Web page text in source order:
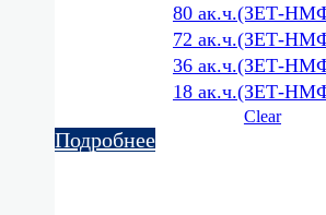
80 ак.ч.(ЗЕТ-
72 ак.ч.(ЗЕТ-
36 ак.ч.(ЗЕТ-
18 ак.ч.(ЗЕТ-
Clear
Подробнее